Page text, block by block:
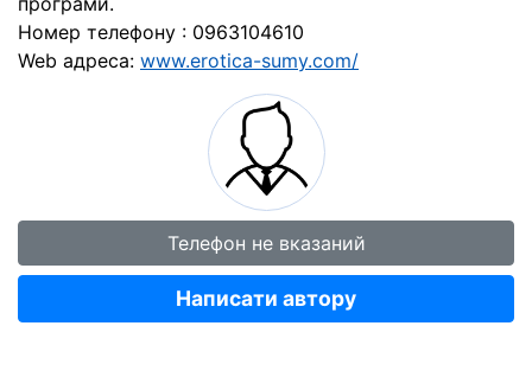
Номер телефону : 0963104610
Web адреса: www.erotica-sumy.com/
Телефон не вказаний
Написати автору